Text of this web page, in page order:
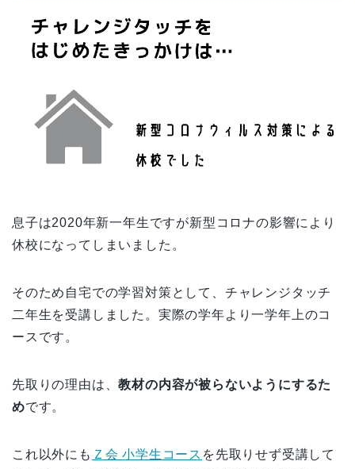
息子は2020年新一年生ですが新型コロナの影響により
休校になってしまいました。
そのため自宅での学習対策として、チャレンジタッチ
二年生を受講しました。 実際の学年より一学年上のコ
ースです。
先取りの理由は、教材の内容が被らないようにするた
めです。
これ以外にも Ｚ会 小学生コース を先取りせず受講して